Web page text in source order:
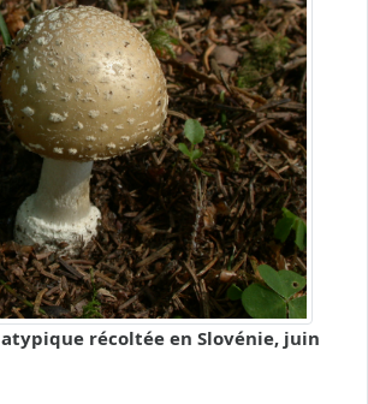
atypique récoltée en Slovénie, juin